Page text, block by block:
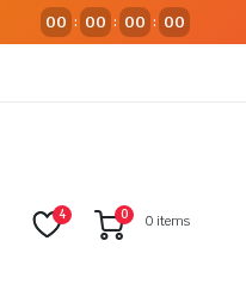
00 : 00 : 00 : 00
4 0 0 items